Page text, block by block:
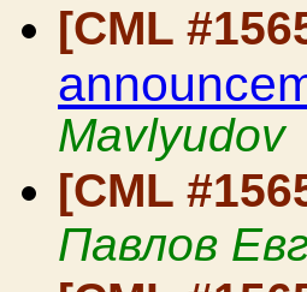
[CML
Mavlyudov
[CML
Павлов